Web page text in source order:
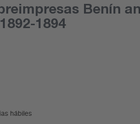
Benín
1894
hábiles